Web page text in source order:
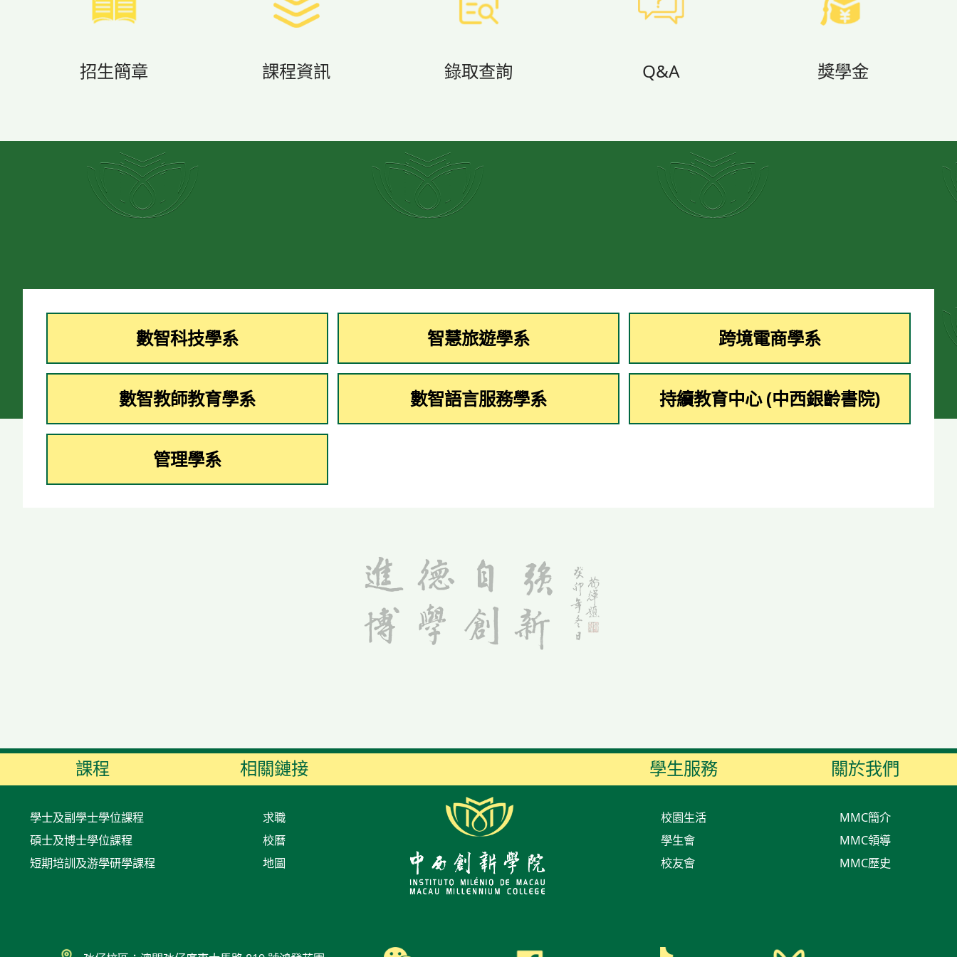
招生簡章 課程資訊 錄取查詢 Q&A 獎學金
數智科技學系 智慧旅遊學系 跨境電商學系
數智教師教育學系 數智語言服務學系 持續教育中心 (中西銀齡書院)
管理學系
課程
學士及副學士學位課程
碩士及博士學位課程
短期培訓及游學研學課程
相關鏈接
求職
校曆
地圖
學生服務
校園生活
學生會
校友會
關於我們
MMC簡介
MMC領導
MMC歷史